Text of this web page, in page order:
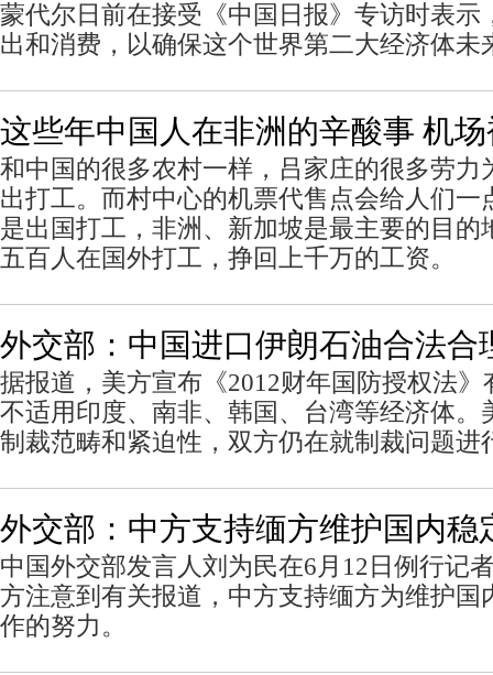
蒙代尔日前在接受《中国日报》专访时表示
出和消费，以确保这个世界第二大经济体未
这些年中国人在非洲的辛酸事 机
和中国的很多农村一样，吕家庄的很多劳力
出打工。而村中心的机票代售点会给人们一
是出国打工，非洲、新加坡是最主要的目的
五百人在国外打工，挣回上千万的工资。
外交部：中国进口伊朗石油合法合
据报道，美方宣布《2012财年国防授权法
不适用印度、南非、韩国、台湾等经济体。
制裁范畴和紧迫性，双方仍在就制裁问题进
外交部：中方支持缅方维护国内稳
中国外交部发言人刘为民在6月12日例行记
方注意到有关报道，中方支持缅方为维护国
作的努力。